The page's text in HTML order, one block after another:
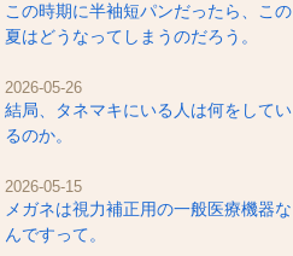
この時期に半袖短パンだったら、この
夏はどうなってしまうのだろう。
2026-05-26
結局、タネマキにいる人は何をしてい
るのか。
2026-05-15
メガネは視力補正用の一般医療機器な
んですって。